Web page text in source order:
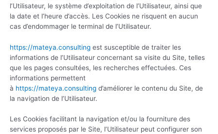
l’Utilisateur, le système d’exploitation de l’Utilisateur, ainsi que
la date et l’heure d’accès. Les Cookies ne risquent en aucun
cas d’endommager le terminal de l’Utilisateur.
https://mateya.consulting est susceptible de traiter les
informations de l’Utilisateur concernant sa visite du Site, telles
que les pages consultées, les recherches effectuées. Ces
informations permettent
à https://mateya.consulting d’améliorer le contenu du Site, de
la navigation de l’Utilisateur.
Les Cookies facilitant la navigation et/ou la fourniture des
services proposés par le Site, l’Utilisateur peut configurer son